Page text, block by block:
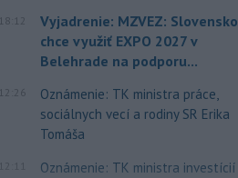
18:12
Vyjadrenie: MZVEZ: Slovensko
chce využiť EXPO 2027 v
Belehrade na podporu...
12:26
Oznámenie: TK ministra práce,
sociálnych vecí a rodiny SR Erika
Tomáša
Oznámenie: TK ministra investícií